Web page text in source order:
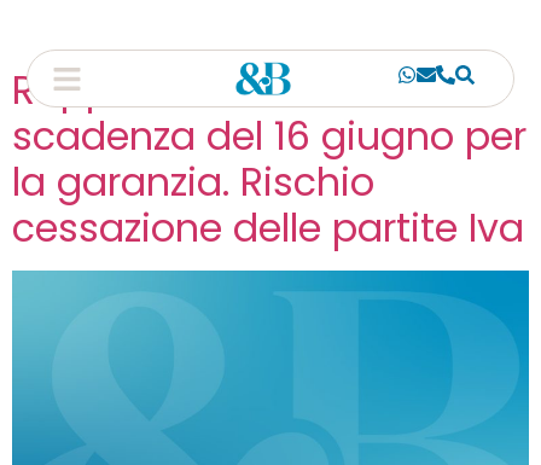
Rappresentanti fiscali:
scadenza del 16 giugno per
la garanzia. Rischio
cessazione delle partite Iva